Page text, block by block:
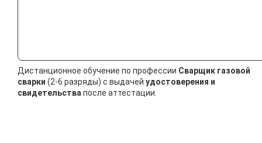
Дистанционное обучение по профессии Сварщик газовой
сварки (2-6 разряды) с выдачей удостоверения и
свидетельствапосле аттестации.